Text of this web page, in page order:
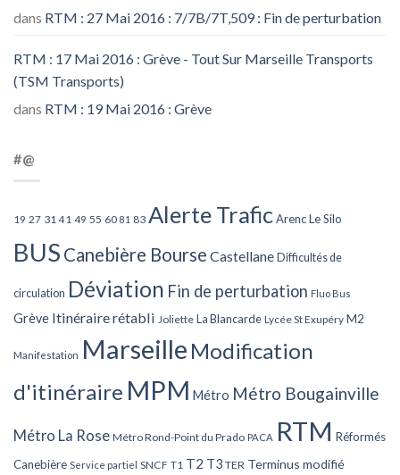
dans RTM : 27 Mai 2016 : 7/7B/7T,509 : Fin de perturbation
RTM : 17 Mai 2016 : Grève - Tout Sur Marseille Transports
(TSM Transports)
dans RTM : 19 Mai 2016 : Grève
#@
19 27 31 41 49 55 60 81 83 Alerte TraficArenc Le Silo
BUS Canebière Bourse Castellane Difficultés de
circulation Déviation Fin de perturbation Fluo Bus
Grève Itinéraire rétabli Joliette La Blancarde Lycée St Exupéry M2
Manifestation Marseille Modification
d'itinéraire MPM Métro Métro Bougainville
Métro La Rose Métro Rond-Point du Prado PACA RTM Réformés
Canebière Service partiel SNCF T1 T2 T3 TER Terminus modifié